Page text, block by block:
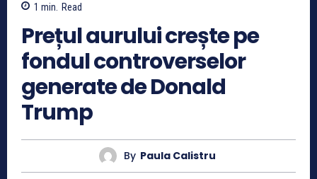
1 min. Read
Prețul aurului crește pe
fondul controverselor
generate de Donald
Trump
By Paula Calistru